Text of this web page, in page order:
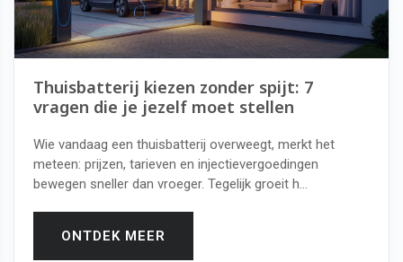
Thuisbatterij kiezen zonder spijt: 7
vragen die je jezelf moet stellen
Wie vandaag een thuisbatterij overweegt, merkt het
meteen: prijzen, tarieven en injectievergoedingen
bewegen sneller dan vroeger. Tegelijk groeit h...
ONTDEK MEER